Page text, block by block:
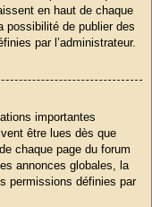
en haut de chaque
possibilité de publier des
par l’administrateur.
importantes
être lues dès que
chaque page du forum
annonces globales, la
permissions définies par